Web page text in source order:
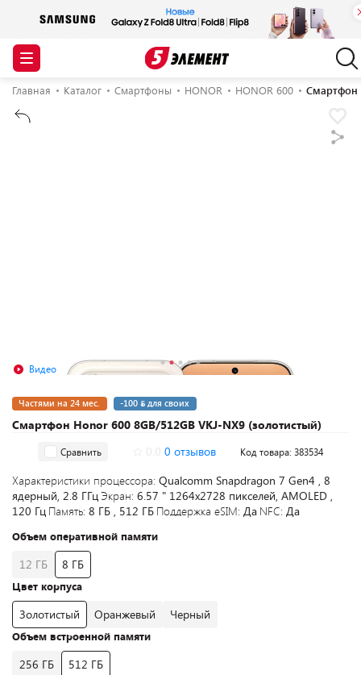
Главная Каталог Смартфоны HONOR HONOR 600 Смартфон
Смартфон Honor 600 8GB/512GB VKJ-NX9 (золотистый)
Видео
Частями на 24 мес. -100 для своих
Сравнить 0 отзывов Код товара: 383534
Характеристики процессора: Qualcomm Snapdragon 7 Gen4 , 8
ядерный, 2.8 ГГц Экран: 6.57 " 1264x2728 пикселей, AMOLED ,
120 Гц Память: 8 ГБ , 512 ГБ Поддержка eSIM: Да NFC: Да
Объем оперативной памяти
12 ГБ 8 ГБ
Цвет корпуса
Золотистый Оранжевый Черный
Объем встроенной памяти
256 ГБ 512 ГБ